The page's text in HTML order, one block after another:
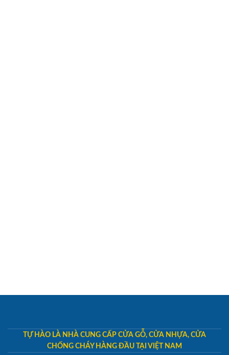
TỰ HÀO LÀ NHÀ CUNG CẤP CỬA GỖ, CỬA NHỰA, CỬA
CHỐNG CHÁY HÀNG ĐẦU TẠI VIỆT NAM